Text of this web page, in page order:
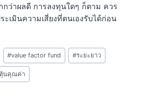
กว่าผลดี การลงทุนใดๆ ก็ตาม ควร
เมินความเสี่ยงที่ตนเองรับได้ก่อน
#value factor fund #ระยะยาว
นคุณค่า